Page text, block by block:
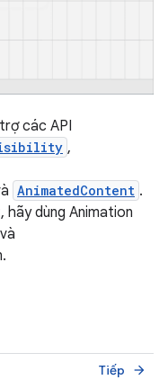
các API
,
AnimatedContent .
hãy dùng Animation
Tiếp arrow_forward